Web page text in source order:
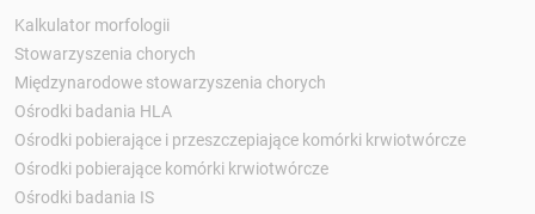
Kalkulator morfologii
Stowarzyszenia chorych
Międzynarodowe stowarzyszenia chorych
Ośrodki badania HLA
Ośrodki pobierające i przeszczepiające komórki krwiotwórcze
Ośrodki pobierające komórki krwiotwórcze
Ośrodki badania IS